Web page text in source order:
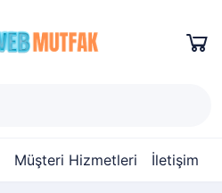
Müşteri Hizmetleri İletişim